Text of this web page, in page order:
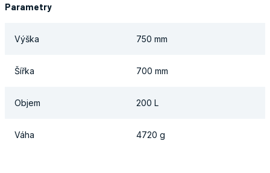
Parametry
Výška 750 mm
Šířka 700 mm
Objem 200 L
Váha 4720 g